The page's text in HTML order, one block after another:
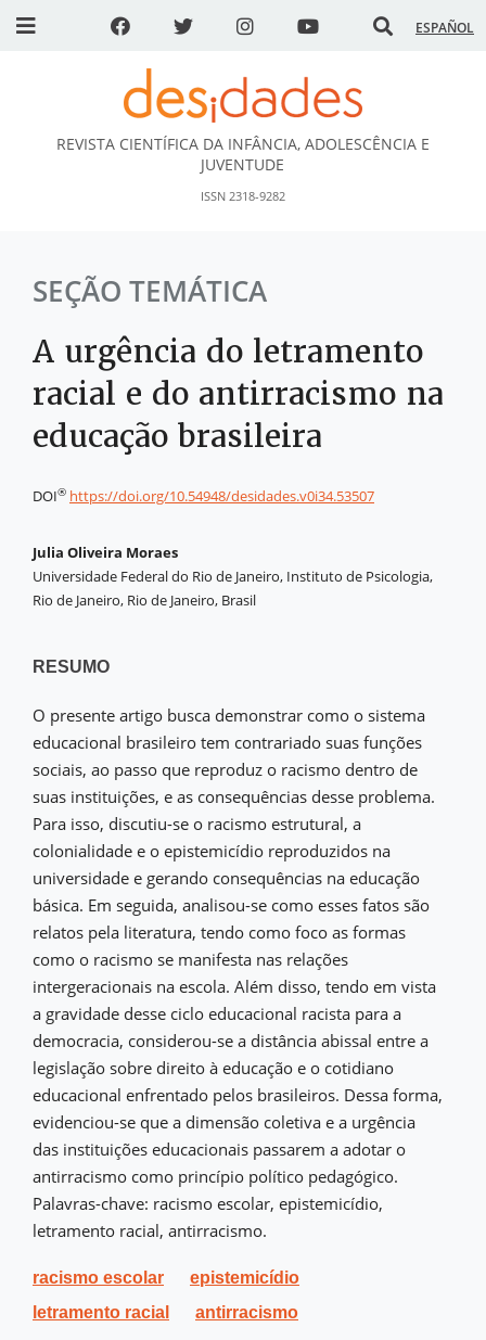
ESPAÑOL
DESidades
REVISTA CIENTÍFICA DA INFÂNCIA, ADOLESCÊNCIA E
JUVENTUDE
ISSN 2318-9282
SEÇÃO TEMÁTICA
A urgência do letramento
racial e do antirracismo na
educação brasileira
DOI® https://doi.org/10.54948/desidades.v0i34.53507
Julia Oliveira Moraes
Universidade Federal do Rio de Janeiro, Instituto de Psicologia,
Rio de Janeiro, Rio de Janeiro, Brasil
RESUMO
O presente artigo busca demonstrar como o sistema
educacional brasileiro tem contrariado suas funções
sociais, ao passo que reproduz o racismo dentro de
suas instituições, e as consequências desse problema.
Para isso, discutiu-se o racismo estrutural, a
colonialidade e o epistemicídio reproduzidos na
universidade e gerando consequências na educação
básica. Em seguida, analisou-se como esses fatos são
relatos pela literatura, tendo como foco as formas
como o racismo se manifesta nas relações
intergeracionais na escola. Além disso, tendo em vista
a gravidade desse ciclo educacional racista para a
democracia, considerou-se a distância abissal entre a
legislação sobre direito à educação e o cotidiano
educacional enfrentado pelos brasileiros. Dessa forma,
evidenciou-se que a dimensão coletiva e a urgência
das instituições educacionais passarem a adotar o
antirracismo como princípio político pedagógico.
Palavras-chave: racismo escolar, epistemicídio,
letramento racial, antirracismo.
racismo escolar
epistemicídio
letramento racial
antirracismo